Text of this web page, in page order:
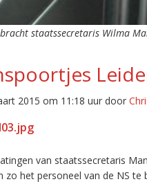
staatssecretaris Wilma
2015 om 11:18 uur door
van staatssecretaris
zo het personeel van de NS te